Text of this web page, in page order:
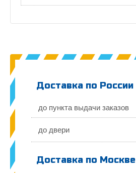
Доставка по России
до пункта выдачи заказов
до двери
Доставка по Москве